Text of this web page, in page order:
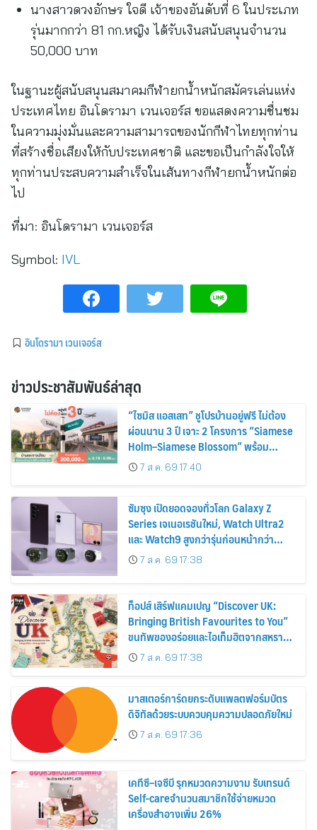
นางสาวดวงอักษร ใจดี เจ้าของอันดับที่ 6 ในประเภท
รุ่นมากกว่า 81 กก.หญิง ได้รับเงินสนับสนุนจำนวน
50,000 บาท
ในฐานะผู้สนับสนุนสมาคมกีฬายกน้ำหนักสมัครเล่นแห่ง
ประเทศไทย อินโดรามา เวนเจอร์ส ขอแสดงความชื่นชม
ในความมุ่งมั่นและความสามารถของนักกีฬาไทยทุกท่าน
ที่สร้างชื่อเสียงให้กับประเทศชาติ และขอเป็นกำลังใจให้
ทุกท่านประสบความสำเร็จในเส้นทางกีฬายกน้ำหนักต่อ
ไป
ที่มา: อินโดรามา เวนเจอร์ส
Symbol: IVL
อินโดรามา เวนเจอร์ส
ข่าวประชาสัมพันธ์ล่าสุด
“ไซมิส แอสเสท” ชูโปรบ้านอยู่ฟรี ไม่ต้อง
ผ่อนนาน 3 ปี เจาะ 2 โครงการ “Siamese
Holm–Siamese Blossom” พร้อม
ส่วนลดและสิทธิพิเศษถึง 31 สิงหาคม
2569
7 ส.ค. 69 17:40
ซัมซุง เปิดยอดจองทั่วโลก Galaxy Z
Series เจเนอเรชันใหม่, Watch Ultra2
และ Watch9 สูงกว่ารุ่นก่อนหน้ากว่า
30%7 ส.ค. 69 17:38
ท็อปส์ เสิร์ฟแคมเปญ “Discover UK:
Bringing British Favourites to You”
ขนทัพของอร่อยและไอเท็มฮิตจากสหราช
อาณาจักร ส่งตรงถึงมือตั้งแต่วันนี้ – 18
สิงหาคมนี้
7 ส.ค. 69 17:38
มาสเตอร์การ์ดยกระดับแพลตฟอร์มบัตร
ดิจิทัลด้วยระบบควบคุมความปลอดภัยใหม่
7 ส.ค. 69 17:36
เคทีซี–เจซีบี รุกหมวดความงาม รับเทรนด์
Self-careจำนวนสมาชิกใช้จ่ายหมวด
เครื่องสำอางเพิ่ม 26%